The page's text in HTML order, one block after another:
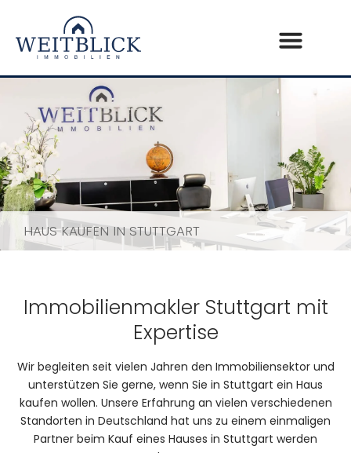
HAUS KAUFEN IN STUTTGART
Immobilienmakler Stuttgart mit
Expertise
Wir begleiten seit vielen Jahren den Immobiliensektor und
unterstützen Sie gerne, wenn Sie in Stuttgart ein Haus
kaufen wollen. Unsere Erfahrung an vielen verschiedenen
Standorten in Deutschland hat uns zu einem einmaligen
Partner beim Kauf eines Hauses in Stuttgart werden